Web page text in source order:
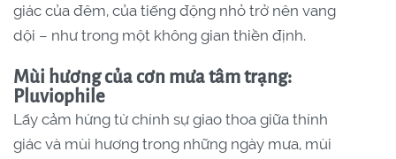
giác của đêm, của tiếng động nhỏ trở nên vang
dội – như trong một không gian thiền định.
Mùi hương của cơn mưa tâm trạng:
Pluviophile
Lấy cảm hứng từ chính sự giao thoa giữa thính
giác và mùi hương trong những ngày mưa, mùi